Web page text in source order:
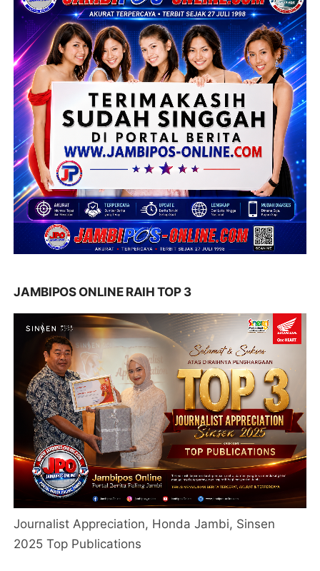
JAMBIPOS ONLINE RAIH TOP 3
Journalist Appreciation, Honda Jambi, Sinsen
2025 Top Publications